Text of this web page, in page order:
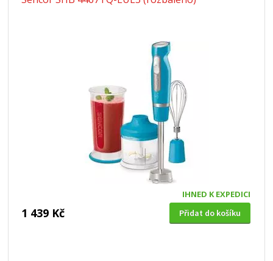
IHNED K EXPEDICI
1 439 Kč Přidat do košíku